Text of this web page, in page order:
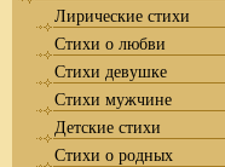
Лирические стихи
Стихи о любви
Стихи девушке
Стихи мужчине
Детские стихи
Стихи о родных